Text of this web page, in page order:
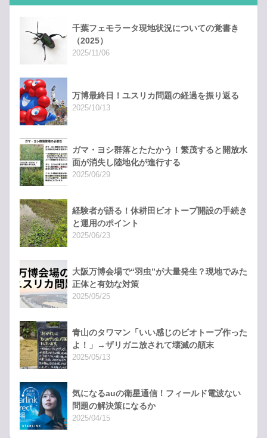
千葉フェモラータ現地状況についての覚書き
（2025）
2025/11/06
万博最終日！ユスリカ問題の経過を振り返る
2025/10/13
ガマ・ヨシ群落とたたかう！繁茂すると開放水
面が消失し陸地化が進行する
2025/06/29
経験者が語る！休耕田ビオトープ開設の手続き
と運用のポイント
2025/06/23
大阪万博会場で“羽虫”が大量発生？現地でみた
正体と有効な対策
2025/05/25
青山のタワマン「いい感じのビオトープ作った
よ！」→ザリガニ放されて壊滅の顛末
2025/05/13
気になるauの衛星通信！フィールド電波ない
問題の解決策になるか
2025/04/15